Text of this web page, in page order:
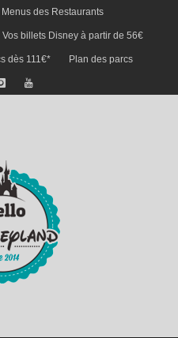
Menus des Restaurants
Vos billets Disney à partir de 56€
dès 111€* Plan des parcs